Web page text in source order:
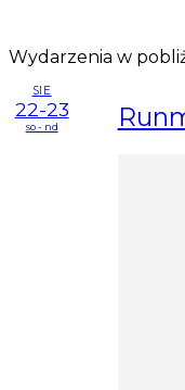
Wydarzenia w
SIE
22-23
so - nd